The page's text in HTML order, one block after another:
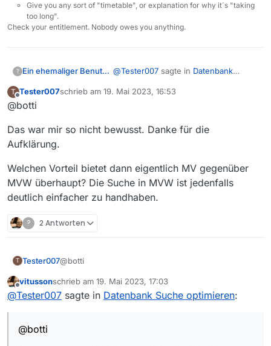
Give you any sort of "timetable", or explanation for why it´s "taking
too long".
Check your entitlement. Nobody owes you anything.
? Ein ehemaliger Benutzer @Tester007 sagte in Datenbank
nicht in MV
Weil es unterschiedliche Clients sind
(MV: Java und MVW: Browser) und
Das eine hat mit dem anderen so gut
wie gar nichts zu tun, außer, dass die
Clients auf eine gemeinsame Filmliste
T
Offline
Tester007schrieb am 19. Mai 2023, 16:53
zuletzt editiert von
@botti
Das war mir so nicht bewusst. Danke für die
Aufklärung.
Welchen Vorteil bietet dann eigentlich MV gegenüber
MVW überhaupt? Die Suche in MVW ist jedenfalls
deutlich einfacher zu handhaben.
? 2 Antworten
T Tester007@botti
Das war mir so nicht bewusst. Danke für die
Aufklärung.
Offline
vitussonschrieb am 19. Mai 2023, 17:03
zuletzt editiert von
@Tester007 sagte in Datenbank Suche optimieren:
@botti